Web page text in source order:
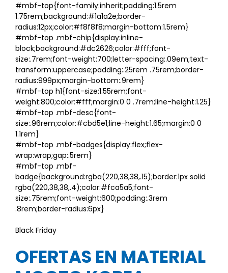
#mbf-top{font-family:inherit;padding:1.5rem
1.75rem;background:#1a1a2e;border-
radius:12px;color:#f8f8f8;margin-bottom:1.5rem}
#mbf-top .mbf-chip{display:inline-
block;background:#dc2626;color:#fff;font-
size:.7rem;font-weight:700;letter-spacing:.09em;text-
transform:uppercase;padding:.25rem .75rem;border-
radius:999px;margin-bottom:.9rem}
#mbf-top h1{font-size:1.55rem;font-
weight:800;color:#fff;margin:0 0 .7rem;line-height:1.25}
#mbf-top .mbf-desc{font-
size:.96rem;color:#cbd5e1;line-height:1.65;margin:0 0
1.1rem}
#mbf-top .mbf-badges{display:flex;flex-
wrap:wrap;gap:.5rem}
#mbf-top .mbf-
badge{background:rgba(220,38,38,.15);border:1px solid
rgba(220,38,38,.4);color:#fca5a5;font-
size:.75rem;font-weight:600;padding:.3rem
.8rem;border-radius:6px}
Black Friday
OFERTAS EN MATERIAL